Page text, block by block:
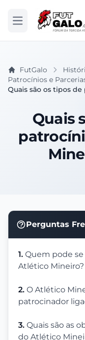
Abrir menu
FutGalo
Patrocínios e
Quais são os tipos
Quais
Perguntas
1. Quem pode
Atlético Mineiro?
2. O Atlético
patrocinador
3. Quais são as
do Atlético